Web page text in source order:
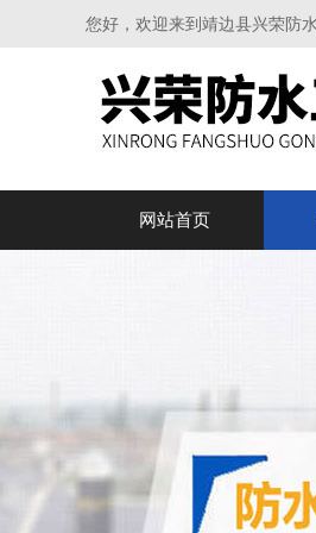
您好，欢迎来到靖边县兴荣防
网站首页